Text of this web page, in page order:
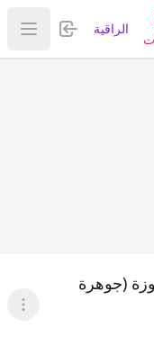
الراقية تسجيل
عرض
(جوهرة
عرض